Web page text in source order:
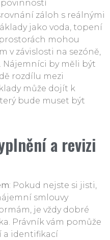
povinností
záloh s reálnými
jako voda, topení
mohou
v závislosti na sezóně,
Nájemníci by měli být
rozdílu mezi
může dojít k
bude muset být
a revizi
: Pokud nejste si jisti,
smlouvy
je vždy dobré
Právník vám pomůže
a identifikací